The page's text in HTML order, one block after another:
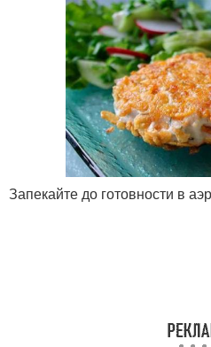
Запекайте до готовности в